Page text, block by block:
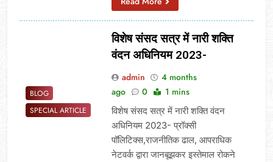
BLOG
SPECIAL ARTICLE
विशेष संसद सत्र में नारी शक्ति
वंदन अधिनियम 2023-
admin
4 months
ago
0 1 mins
विशेष संसद सत्र में नारी शक्ति वंदन
अधिनियम 2023- प्रॉक्सी
पॉलिटिक्स,राजनीतिक ढाल, आपराधिक
नेटवर्क द्वारा जानबूझकर इस्तेमाल रोकने